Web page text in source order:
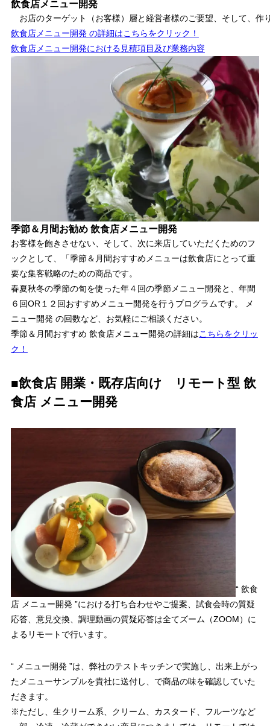
飲食店メニュー開発
お店のターゲット（お客様）層と経営者様のご要望、 そして、作
飲食店メニュー開発 の詳細はこちらをクリック！
飲食店メニュー開発における見積項目及び業務内容
季節＆月間お勧め 飲食店メニュー開発
お客様を飽きさせない、そして、次に来店していただくためのフ
ックとして、「季節＆月間おすすめメニューは飲食店にとって重
要な集客戦略のための商品です。
春夏秋冬の季節の旬を使った年４回の季節メニュー開発と、年間
６回OR１２回おすすめメニュー開発を行うプログラムです。 メ
ニュー開発 の回数など、お気軽にご相談ください。
季節＆月間おすすめ 飲食店メニュー開発の詳細はこちらをクリッ
ク！
■飲食店 開業・既存店向け リモート型 飲
食店 メニュー開発
“ 飲食
店 メニュー開発 ”における打ち合わせやご提案、試食会時の質疑
応答、意見交換、調理動画の質疑応答は全てズーム（ZOOM）に
よるリモートで行います。
“ メニュー開発 ”は、弊社のテストキッチンで実施し、出来上がっ
たメニューサンプルを貴社に送付し、で商品の味を確認していた
だきます。
※ただし、生クリーム系、クリーム、カスタード、フルーツなど